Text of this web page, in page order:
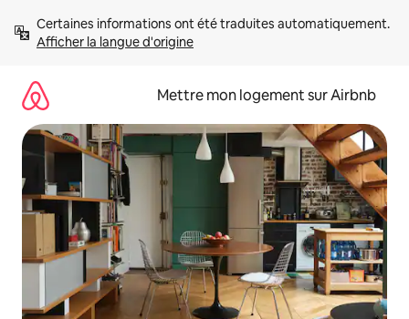
directement
Afficher la langue d'origine
Mettre mon logement sur Airbnb